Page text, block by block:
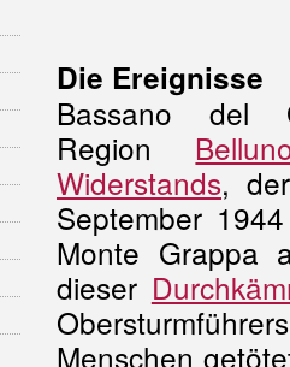
Die Ereignisse
Bassano
Region
Widerstands,
September
Monte Grappa
dieser
Menschen